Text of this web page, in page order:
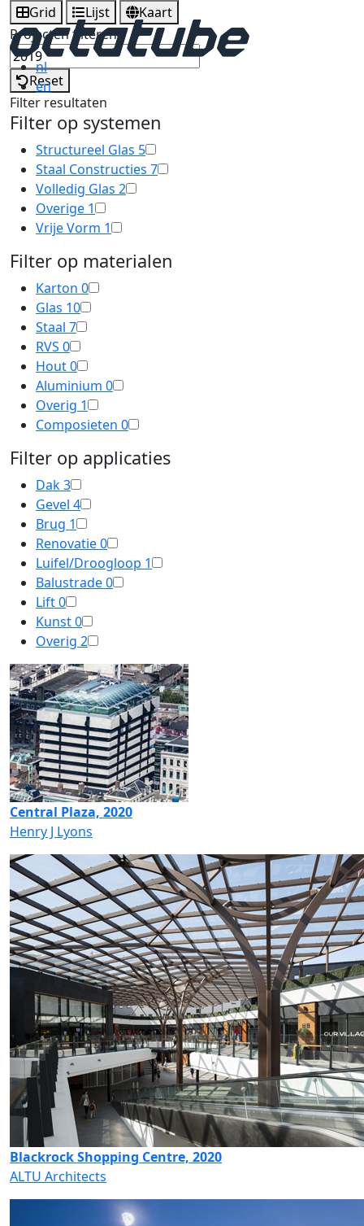
nl
en
Grid Lijst
Kaart
Projecten filteren
Reset
Filter resultaten
Filter op systemen
Structureel Glas 5
Staal Constructies 7
Volledig Glas 2
Overige 1
Vrije Vorm 1
Filter op materialen
Karton 0
Glas 10
Staal 7
RVS 0
Hout0
Aluminium 0
Overig 1
Composieten 0
Filter op applicaties
Dak3
Gevel 4
Brug 1
Renovatie0
Luifel/Droogloop 1
Balustrade0
Lift0
Kunst0
Overig 2
Central Plaza, 2020
Henry J Lyons
Blackrock Shopping Centre, 2020
ALTU Architects